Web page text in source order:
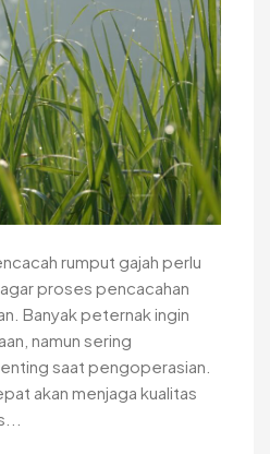
rumput gajah perlu
proses pencacahan
Banyak peternak ingin
namun sering
saat pengoperasian.
akan menjaga kualitas